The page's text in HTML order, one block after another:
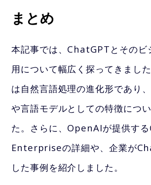
まとめ
本記事では、ChatGPTとそのビ
用について幅広く探ってきまし
は自然言語処理の進化形であり
や言語モデルとしての特徴につ
た。さらに、OpenAIが提供す
Enterpriseの詳細や、企業が
した事例を紹介しました。